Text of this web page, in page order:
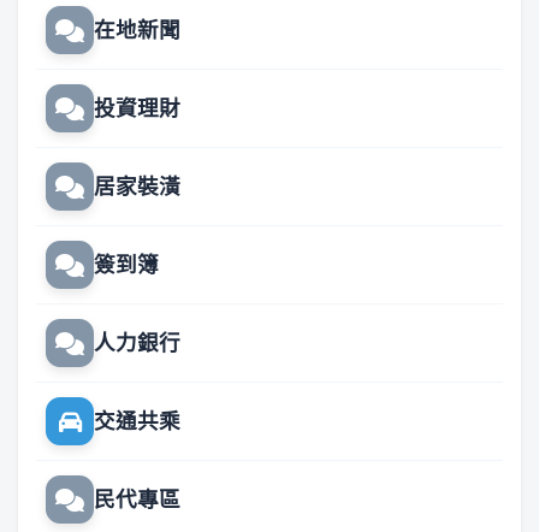
在地新聞
投資理財
居家裝潢
簽到簿
人力銀行
交通共乘
民代專區